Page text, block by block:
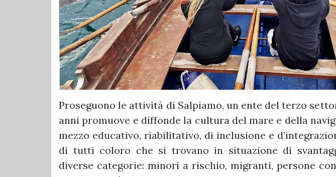
Proseguono le attività di Salpiamo, un ente del terzo
anni promuove e diffonde la cultura del mare e della
mezzo educativo, riabilitativo, di inclusione e
di tutti coloro che si trovano in situazione di
diverse categorie: minori a rischio, migranti, persone